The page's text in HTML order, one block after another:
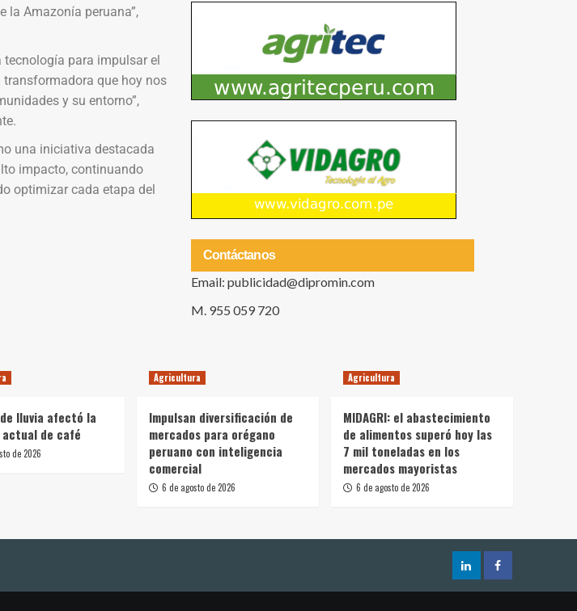
la Amazonía peruana”,
tecnología para impulsar el
que hoy nos
y su entorno”,
una iniciativa destacada
impacto, continuando
optimizar cada etapa del
Contáctanos
Email: publicidad@dipromin.com
M. 955 059 720
lluvia afectó la
actual de café
de 2026
Agricultura
Impulsan diversificación de
mercados para orégano
peruano con inteligencia
comercial
6 de agosto de 2026
Agricultura
MIDAGRI: el abastecimiento
de alimentos superó hoy las
7 mil toneladas en los
mercados mayoristas
6 de agosto de 2026